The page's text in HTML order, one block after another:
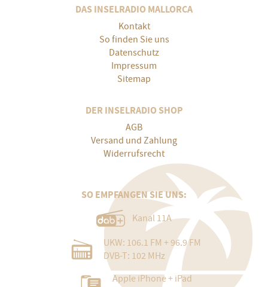
DAS INSELRADIO MALLORCA
Kontakt
So finden Sie uns
Datenschutz
Impressum
Sitemap
DER INSELRADIO SHOP
AGB
Versand und Zahlung
Widerrufsrecht
SO EMPFANGEN SIE UNS:
Kanal 11A
UKW: 106.1 FM + 96.9 FM
DVB-T: 102 MHz
Apple iPhone + iPad